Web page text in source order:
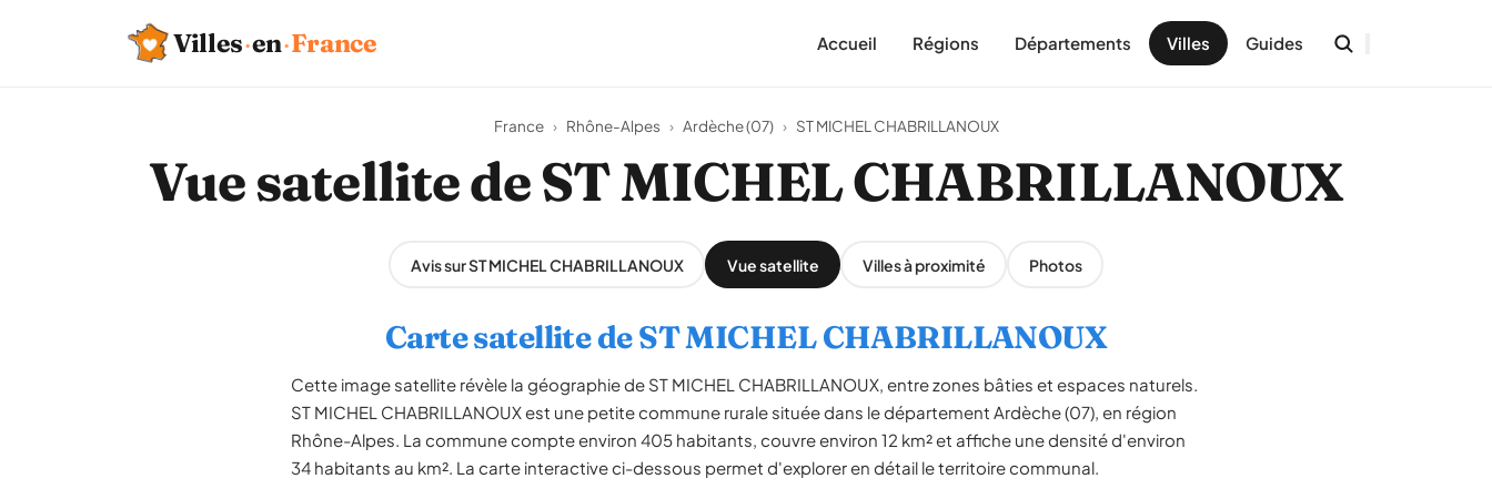
Villes·en·France Accueil Régions Départements Villes Guides
France › Rhône-Alpes › Ardèche (07) › ST MICHEL CHABRILLANOUX
Vue satellite de ST MICHEL CHABRILLANOUX
Avis sur ST MICHEL CHABRILLANOUX Vue satellite Villes à proximité Photos
Carte satellite de ST MICHEL CHABRILLANOUX
Cette image satellite révèle la géographie de ST MICHEL CHABRILLANOUX, entre zones bâties et espaces naturels.
ST MICHEL CHABRILLANOUX est une petite commune rurale située dans le département Ardèche (07), en région
Rhône-Alpes. La commune compte environ 405 habitants, couvre environ 12 km² et affiche une densité d'environ
34 habitants au km². La carte interactive ci-dessous permet d'explorer en détail le territoire communal.